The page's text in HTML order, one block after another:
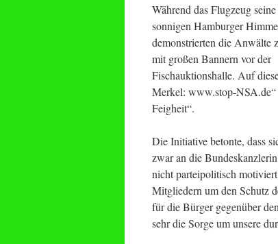
Während das Flugzeug
sonnigen Hamburger
demonstrierten die Anwälte
mit großen Bannern vor der
Fischauktionshalle. Auf
Merkel: www.stop-NSA.de“
Feigheit“.
Die Initiative betonte, dass
zwar an die
nicht parteipolitisch
Mitgliedern um den Schutz
für die Bürger gegenüber
sehr die Sorge um unsere